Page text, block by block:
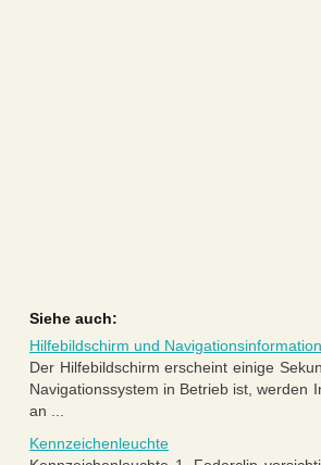
Siehe auch:
Hilfebildschirm und
Der Hilfebildschirm erscheint einige
Navigationssystem in Betrieb ist, werden
an ...
Kennzeichenleuchte